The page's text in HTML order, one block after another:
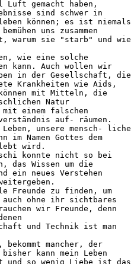
Luft gemacht haben,
sind schwer in
können; es ist niemals
uns zusammen
warum sie "starb" und wie
wie eine solche
kann. Auch wollen wir
in der Gesellschaft, die
Krankheiten wie Aids,
mit Mitteln, die
Natur
mit einem falschen
auf- räumen.
unsere mensch- liche
im Namen Gottes dem
wird.
konnte nicht so bei
das Wissen um die
ein neues Verstehen
Freunde zu finden, um
ohne ihr sichtbares
wir Freunde, denn
und Technik ist man
mancher, der
kann mein Leben
und so wenig Liebe ist das